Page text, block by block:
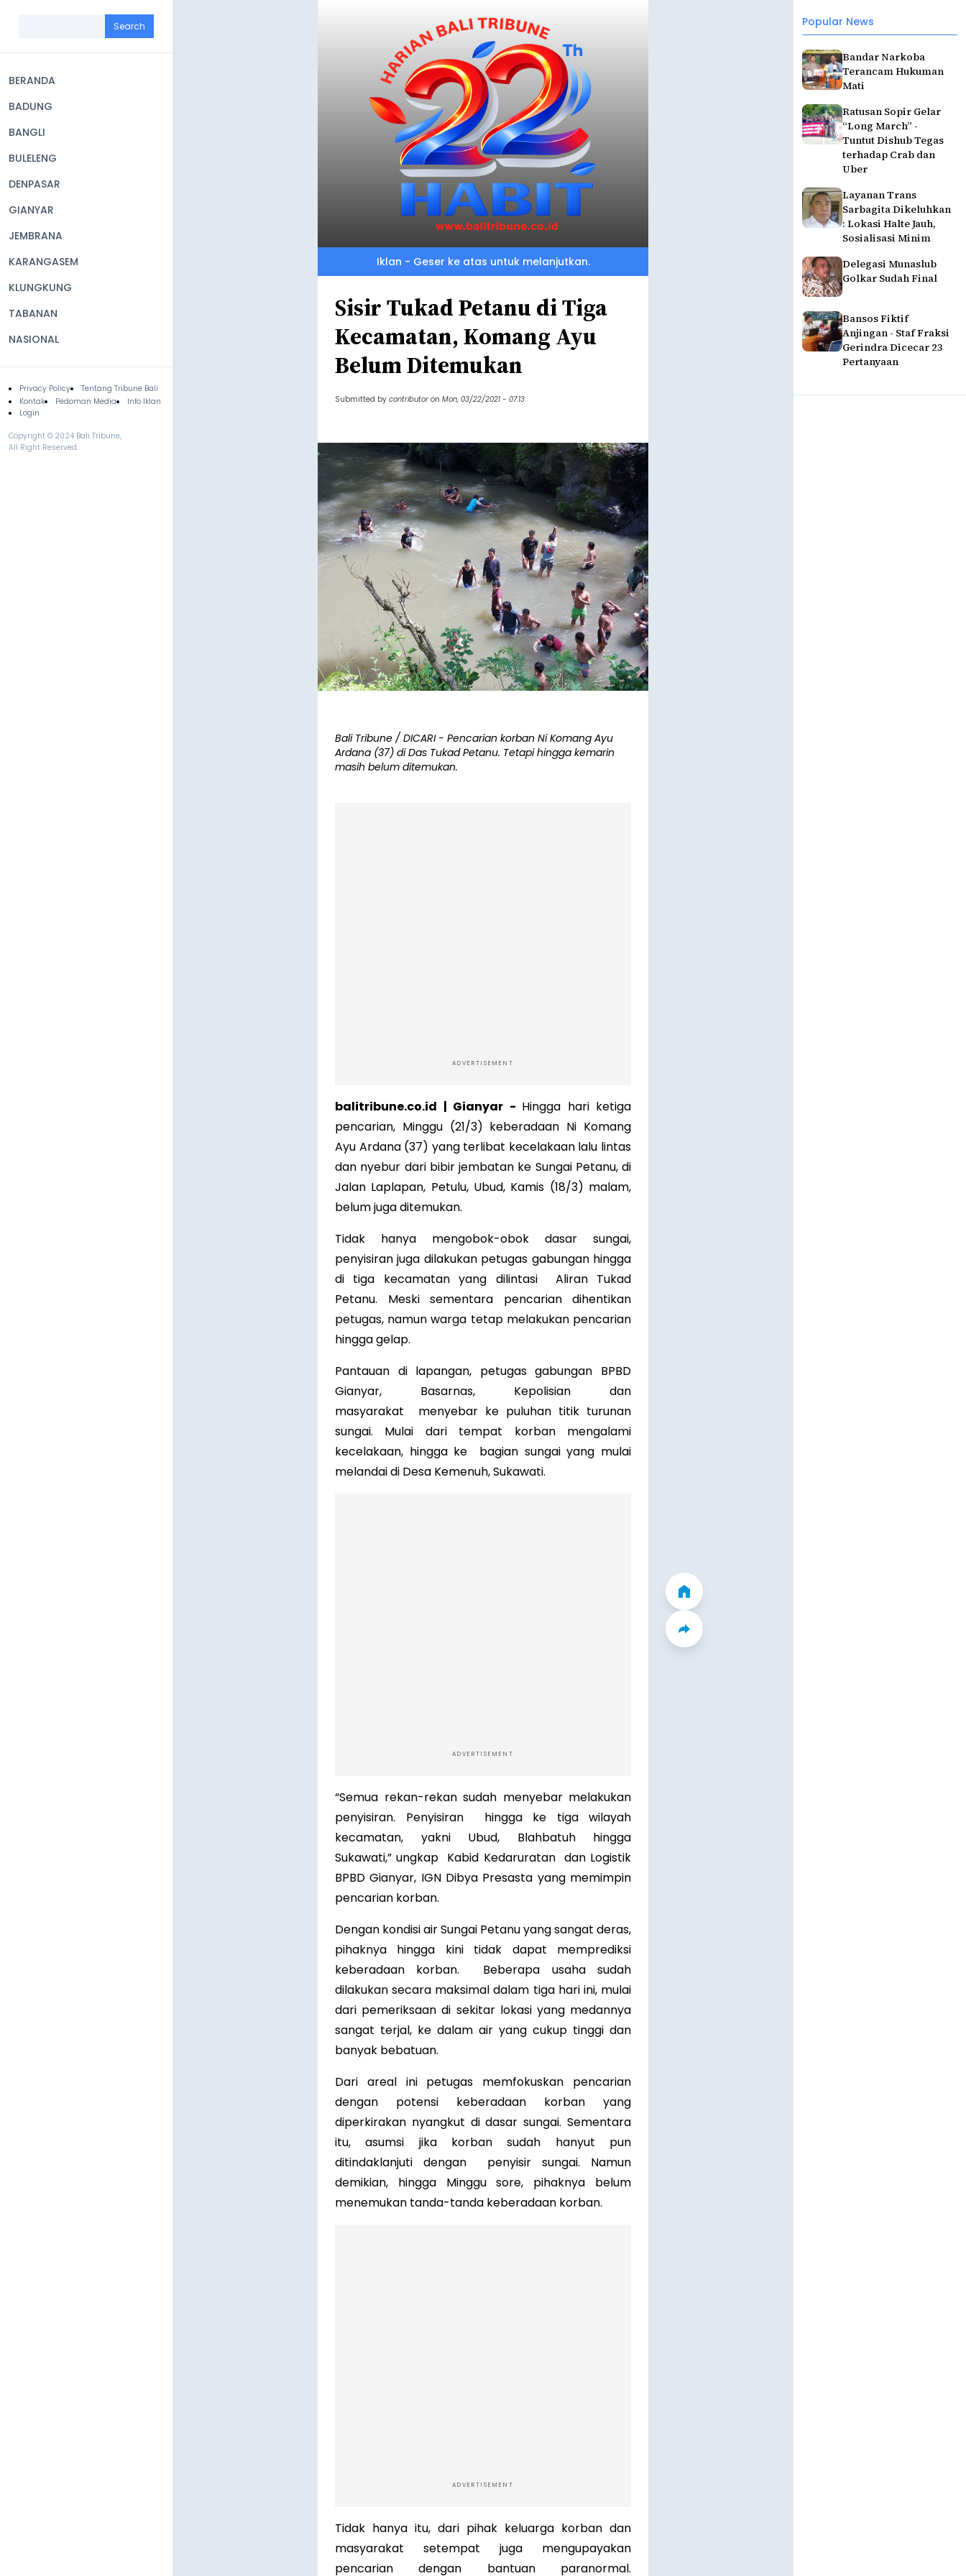
navigation
BERANDA
BADUNG
BANGLI
BULELENG
DENPASAR
GIANYAR
JEMBRANA
KARANGASEM
KLUNGKUNG
TABANAN
NASIONAL
Footer
Privacy Policy
Tentang Tribune Bali
Kontak
Pedoman Media
Info Iklan
Login
Copyright © 2024 Bali Tribune,
All Right Reserved.
Popular News
Bandar Narkoba
Terancam Hukuman
Mati
Ratusan Sopir Gelar
“Long March” -
Tuntut Dishub Tegas
terhadap Crab dan
Uber
Layanan Trans
Sarbagita Dikeluhkan
: Lokasi Halte Jauh,
Sosialisasi Minim
Delegasi Munaslub
Golkar Sudah Final
Bansos Fiktif
Anjingan - Staf Fraksi
Gerindra Dicecar 23
Pertanyaan
Iklan - Geser ke atas untuk melanjutkan.
Sisir Tukad Petanu di Tiga
Kecamatan, Komang Ayu
Belum Ditemukan
Submitted by contributor on Mon, 03/22/2021 - 07:13
Bali Tribune / DICARI - Pencarian korban Ni Komang Ayu
Ardana (37) di Das Tukad Petanu. Tetapi hingga kemarin
masih belum ditemukan.
ADVERTISEMENT
balitribune.co.id | Gianyar - Hingga hari ketiga
pencarian, Minggu (21/3) keberadaan Ni Komang
Ayu Ardana (37) yang terlibat kecelakaan lalu lintas
dan nyebur dari bibir jembatan ke Sungai Petanu, di
Jalan Laplapan, Petulu, Ubud, Kamis (18/3) malam,
belum juga ditemukan.
Tidak hanya mengobok-obok dasar sungai,
penyisiran juga dilakukan petugas gabungan hingga
di tiga kecamatan yang dilintasi Aliran Tukad
Petanu. Meski sementara pencarian dihentikan
petugas, namun warga tetap melakukan pencarian
hingga gelap.
Pantauan di lapangan, petugas gabungan BPBD
Gianyar, Basarnas, Kepolisian dan
masyarakat menyebar ke puluhan titik turunan
sungai. Mulai dari tempat korban mengalami
kecelakaan, hingga ke bagian sungai yang mulai
melandai di Desa Kemenuh, Sukawati.
ADVERTISEMENT
“Semua rekan-rekan sudah menyebar melakukan
penyisiran. Penyisiran hingga ke tiga wilayah
kecamatan, yakni Ubud, Blahbatuh hingga
Sukawati,” ungkap Kabid Kedaruratan dan Logistik
BPBD Gianyar, IGN Dibya Presasta yang memimpin
pencarian korban.
Dengan kondisi air Sungai Petanu yang sangat deras,
pihaknya hingga kini tidak dapat memprediksi
keberadaan korban. Beberapa usaha sudah
dilakukan secara maksimal dalam tiga hari ini, mulai
dari pemeriksaan di sekitar lokasi yang medannya
sangat terjal, ke dalam air yang cukup tinggi dan
banyak bebatuan.
Dari areal ini petugas memfokuskan pencarian
dengan potensi keberadaan korban yang
diperkirakan nyangkut di dasar sungai. Sementara
itu, asumsi jika korban sudah hanyut pun
ditindaklanjuti dengan penyisir sungai. Namun
demikian, hingga Minggu sore, pihaknya belum
menemukan tanda-tanda keberadaan korban.
ADVERTISEMENT
Tidak hanya itu, dari pihak keluarga korban dan
masyarakat setempat juga mengupayakan
pencarian dengan bantuan paranormal.